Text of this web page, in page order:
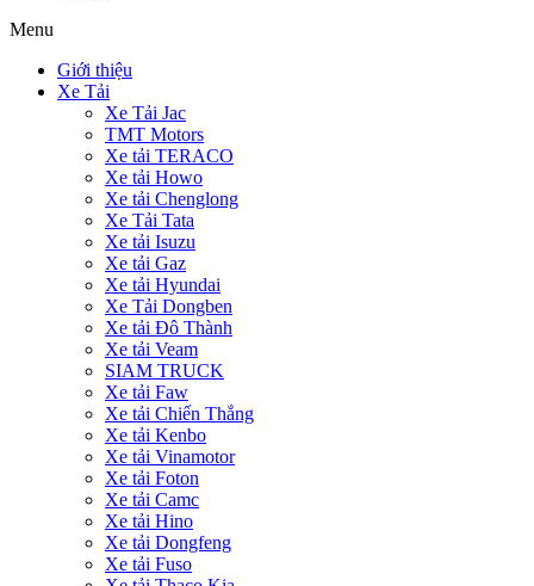
Menu
Giới thiệu
Xe Tải
Xe Tải Jac
TMT Motors
Xe tải TERACO
Xe tải Howo
Xe tải Chenglong
Xe Tải Tata
Xe tải Isuzu
Xe tải Gaz
Xe tải Hyundai
Xe Tải Dongben
Xe tải Đô Thành
Xe tải Veam
SIAM TRUCK
Xe tải Faw
Xe tải Chiến Thắng
Xe tải Kenbo
Xe tải Vinamotor
Xe tải Foton
Xe tải Camc
Xe tải Hino
Xe tải Dongfeng
Xe tải Fuso